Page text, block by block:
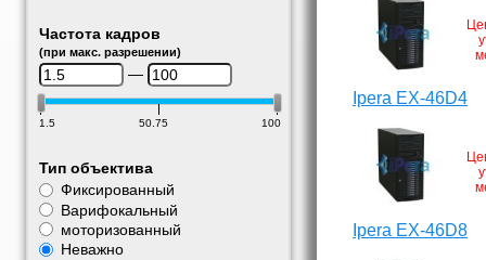
Частота кадров
(при макс. разрешении)
—
1.5 50.75 100
Тип объектива
Фиксированный
Варифокальный
моторизованный
Неважно
Ipera EX-46D4
Ipera EX-46D8